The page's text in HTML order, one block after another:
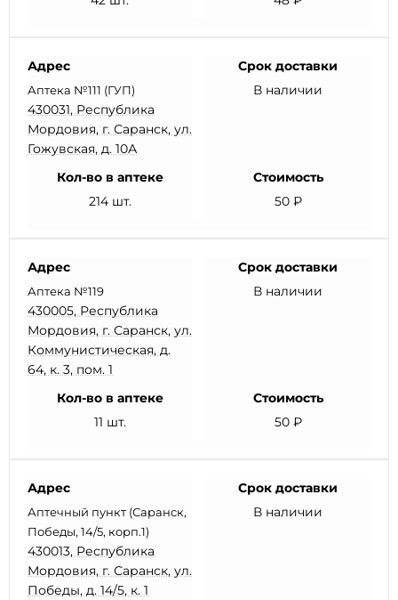
Адрес
Аптека №111 (ГУП)
430031, Республика
Мордовия, г. Саранск, ул.
Гожувская, д. 10А
Срок доставки
В наличии
Кол-во в аптеке
214 шт.
Стоимость
50 ₽
Адрес
Аптека №119
430005, Республика
Мордовия, г. Саранск, ул.
Коммунистическая, д.
64, к. 3, пом. 1
Срок доставки
В наличии
Кол-во в аптеке
11 шт.
Стоимость
50 ₽
Адрес
Аптечный пункт (Саранск,
Победы, 14/5, корп.1)
430013, Республика
Мордовия, г. Саранск, ул.
Победы, д. 14/5, к. 1
Срок доставки
В наличии